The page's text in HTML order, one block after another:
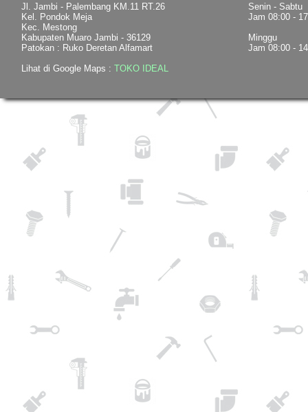
Jl. Jambi - Palembang KM.11 RT.26
Kel. Pondok Meja
Kec. Mestong
Kabupaten Muaro Jambi - 36129
Patokan : Ruko Deretan Alfamart
Lihat di Google Maps : TOKO IDEAL
Senin - Sabtu
Jam 08:00 -
Minggu
Jam 08:00 -